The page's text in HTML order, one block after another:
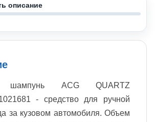
описание
шампунь ACG QUARTZ
- средство для ручной
за кузовом автомобиля. Объем